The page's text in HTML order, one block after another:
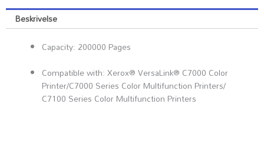
000
sider)
antall
Beskrivelse
Capacity: 200000 Pages
Compatible with: Xerox® VersaLink® C7000 Color
Printer​/​C7000 Series Color Multifunction Printers​/​
C7100 Series Color Multifunction Printers